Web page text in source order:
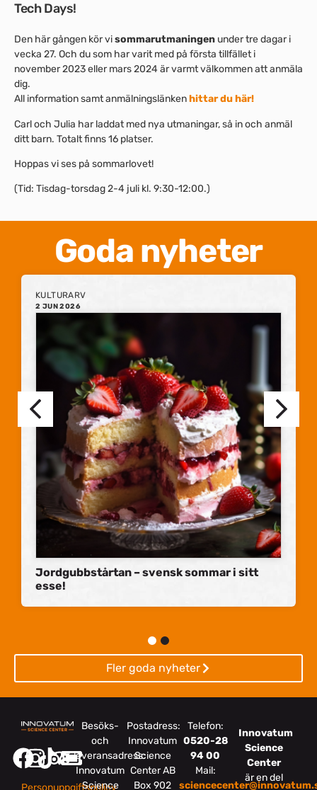
Tech Days!
Den här gången kör visommarutmaningen under tre dagar i
vecka 27. Och du som har varit med på första tillfället i
november 2023 eller mars 2024 är varmt välkommen att anmäla
dig.
All information samt anmälningslänkenhittar du här!
Carl och Julia har laddat med nya utmaningar, så in och anmäl
ditt barn. Totalt finns 16 platser.
Hoppas vi ses på sommarlovet!
(Tid: Tisdag-torsdag 2-4 juli kl. 9:30-12:00.)
Goda nyheter
KULTURARV
2 JUN 2026
Jordgubbstårtan – svensk sommar i sitt
esse!
Fler goda nyheter
Personuppgiftspolicy
Besöks-
och
leveransadress:
Innovatum
Science
Postadress:
Innovatum
Science
Center AB
Box 902
Telefon:
0520-28
94 00
Mail:
Innovatum
Science
Center
är en del